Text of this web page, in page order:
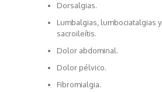
Dorsalgias.
Lumbalgias, lumbociatalgias y
sacroileítis.
Dolor abdominal.
Dolor pélvico.
Fibromialgia.